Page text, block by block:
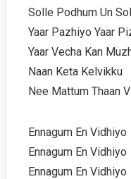
Solle Podhum Un
Yaar Pazhiyo Yaar
Yaar Vecha Kan
Naan Keta Kelvikku
Nee Mattum Thaan
Ennagum En Vidhiyo
Ennagum En Vidhiyo
Ennagum En Vidhiyo